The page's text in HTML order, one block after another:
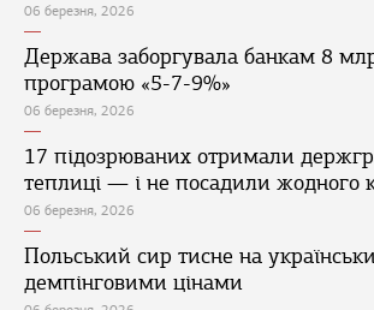
06 березня, 2026
Держава заборгувала банкам 8
програмою «5-7-9%»
06 березня, 2026
17 підозрюваних отримали
теплиці — і не посадили жодного
06 березня, 2026
Польський сир тисне на
демпінговими цінами